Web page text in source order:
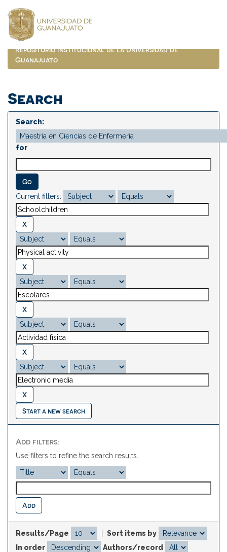
navigation
Repositorio Institucional de la Universidad de
Guanajuato
Search
Search:
for
Current filters:
Start a new search
Add filters:
Use filters to refine the search results.
Results/Page
Sort items by
In order
Authors/record